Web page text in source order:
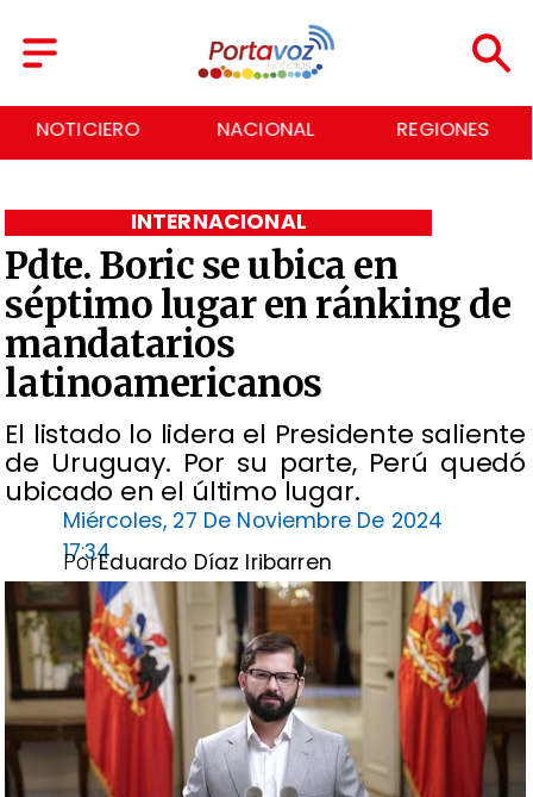
NACIONAL REGIONES ECONOMÍA
Pdte. Boric se ubica en
séptimo lugar en ránking de
mandatarios
latinoamericanos
El listado lo lidera el Presidente saliente
de Uruguay. Por su parte, Perú quedó
ubicado en el último lugar.
INTERNACIONAL
Miércoles, 27 De Noviembre De 2024
17:34Eduardo Díaz Iribarren
Por